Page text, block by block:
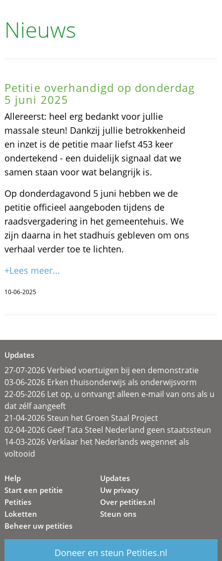
Nieuws
Petitie overhandigd op donderdag
5 juni 2025
Allereerst: heel erg bedankt voor jullie
massale steun! Dankzij jullie betrokkenheid
en inzet is de petitie maar liefst 453 keer
ondertekend - een duidelijk signaal dat we
samen staan voor wat belangrijk is.
Op donderdagavond 5 juni hebben we de
petitie officieel aangeboden tijdens de
raadsvergadering in het gemeentehuis. We
zijn daarna in het stadhuis gebleven om ons
verhaal verder toe te lichten.
+Lees meer...
10-06-2025
Updates
27-07-2026 Verbied voertuigen bij een demonstratie
03-06-2026 Erken thuisonderwijs als onderwijsvorm
22-05-2026 Let op, u ontvangt alleen e-mail van ons als u
dat zélf aangeeft
21-04-2026 Steun het Groen Staal Project
02-04-2026 Geef Tata Steel Nederland geen staatssteun
14-03-2026 Verklaar het Nederlands wegennet als
voltooid
Help
Start een petitie
Petities
Loketten
Beheer uw petities
Updates
Uw privacy
Over petities.nl
Steun ons
Doneer en steun Petities.nl